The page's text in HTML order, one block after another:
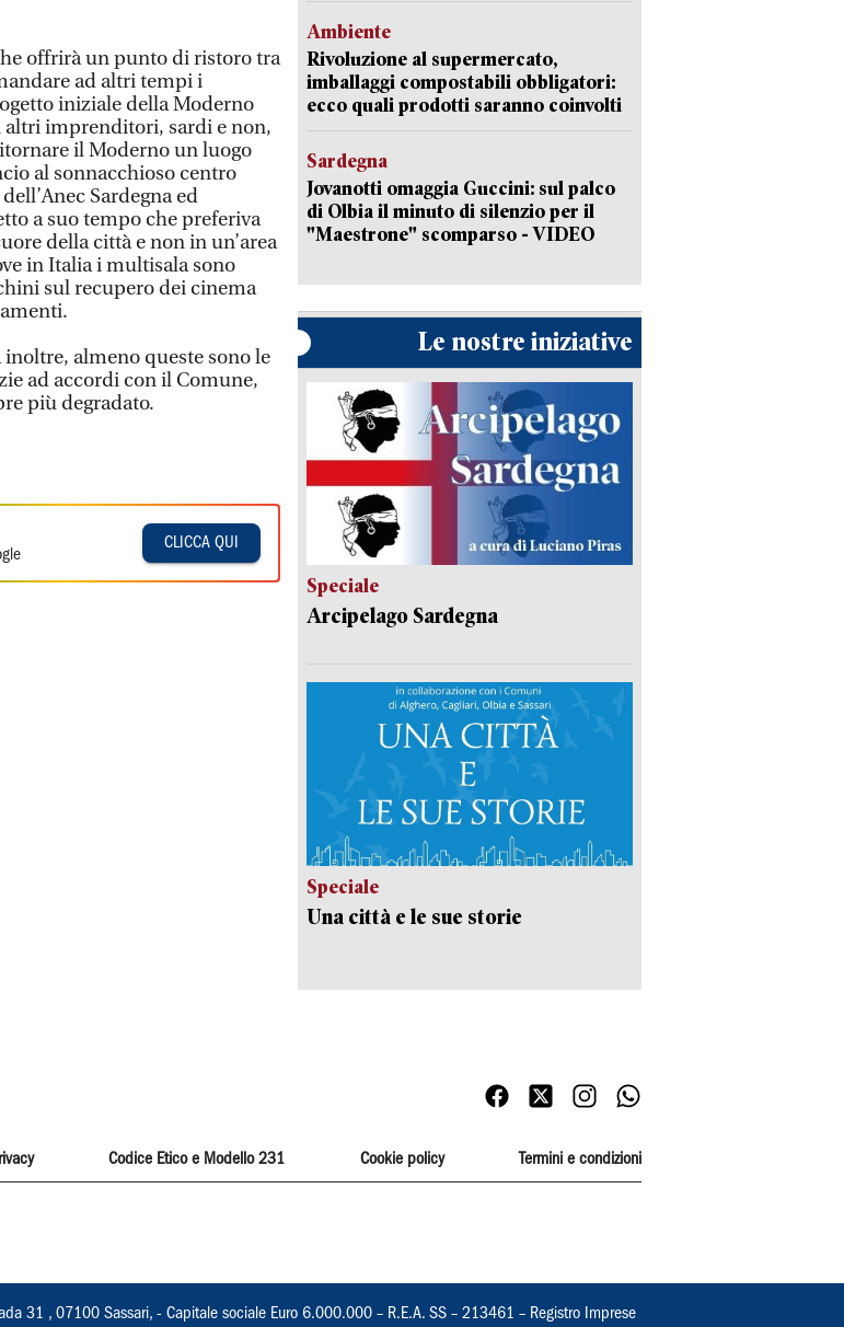
offrirà un punto di ristoro tra
ad altri tempi i
iniziale della Moderno
altri imprenditori, sardi e non,
il Moderno un luogo
al sonnacchioso centro
Sardegna ed
a suo tempo che preferiva
della città e non in un’area
in Italia i multisala sono
sul recupero dei cinema
almeno queste sono le
ad accordi con il Comune,
più degradato.
CLICCA QUI
Ambiente
Rivoluzione al supermercato,
imballaggi compostabili obbligatori:
ecco quali prodotti saranno coinvolti
Sardegna
Jovanotti omaggia Guccini: sul palco
di Olbia il minuto di silenzio per il
"Maestrone" scomparso - VIDEO
Le nostre iniziative
Speciale
Arcipelago Sardegna
Speciale
Una città e le sue storie
Codice Etico e Modello 231 Cookie policy Termini e condizioni
31 , 07100 Sassari, - Capitale sociale Euro 6.000.000 – R.E.A. SS – 213461 – Registro Imprese